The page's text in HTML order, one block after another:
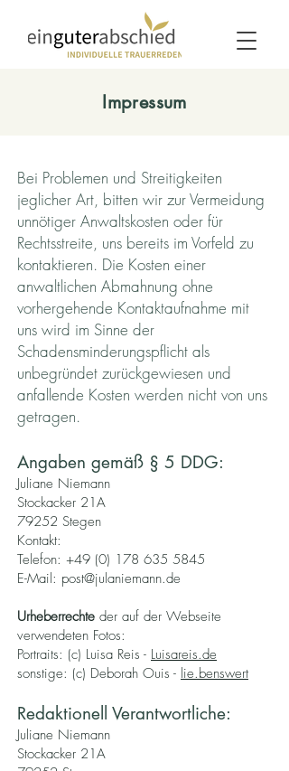
Impressum
Bei Problemen und Streitigkeiten
jeglicher Art, bitten wir zur Vermeidung
unnötiger Anwaltskosten oder für
Rechtsstreite, uns bereits im Vorfeld zu
kontaktieren. Die Kosten einer
anwaltlichen Abmahnung ohne
vorhergehende Kontaktaufnahme mit
uns wird im Sinne der
Schadensminderungspflicht als
unbegründet zurückgewiesen und
anfallende Kosten werden nicht von uns
getragen.​
Angaben gemäß § 5 DDG:
Juliane Niemann
Stockacker 21A
79252 Stegen
Kontakt:
Telefon: +49 (0) 178 635 5845
E-Mail: post@julaniemann.de
Urheberrechte der auf der Webseite
verwendeten Fotos:
Portraits: (c) Luisa Reis - Luisareis.de
sonstige: (c) Deborah Ouis - lie.benswert
Redaktionell Verantwortliche:
Juliane Niemann
Stockacker 21A